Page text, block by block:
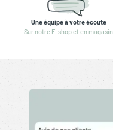
Une équipe à votre écoute
Sur notre E-shop et en magasin